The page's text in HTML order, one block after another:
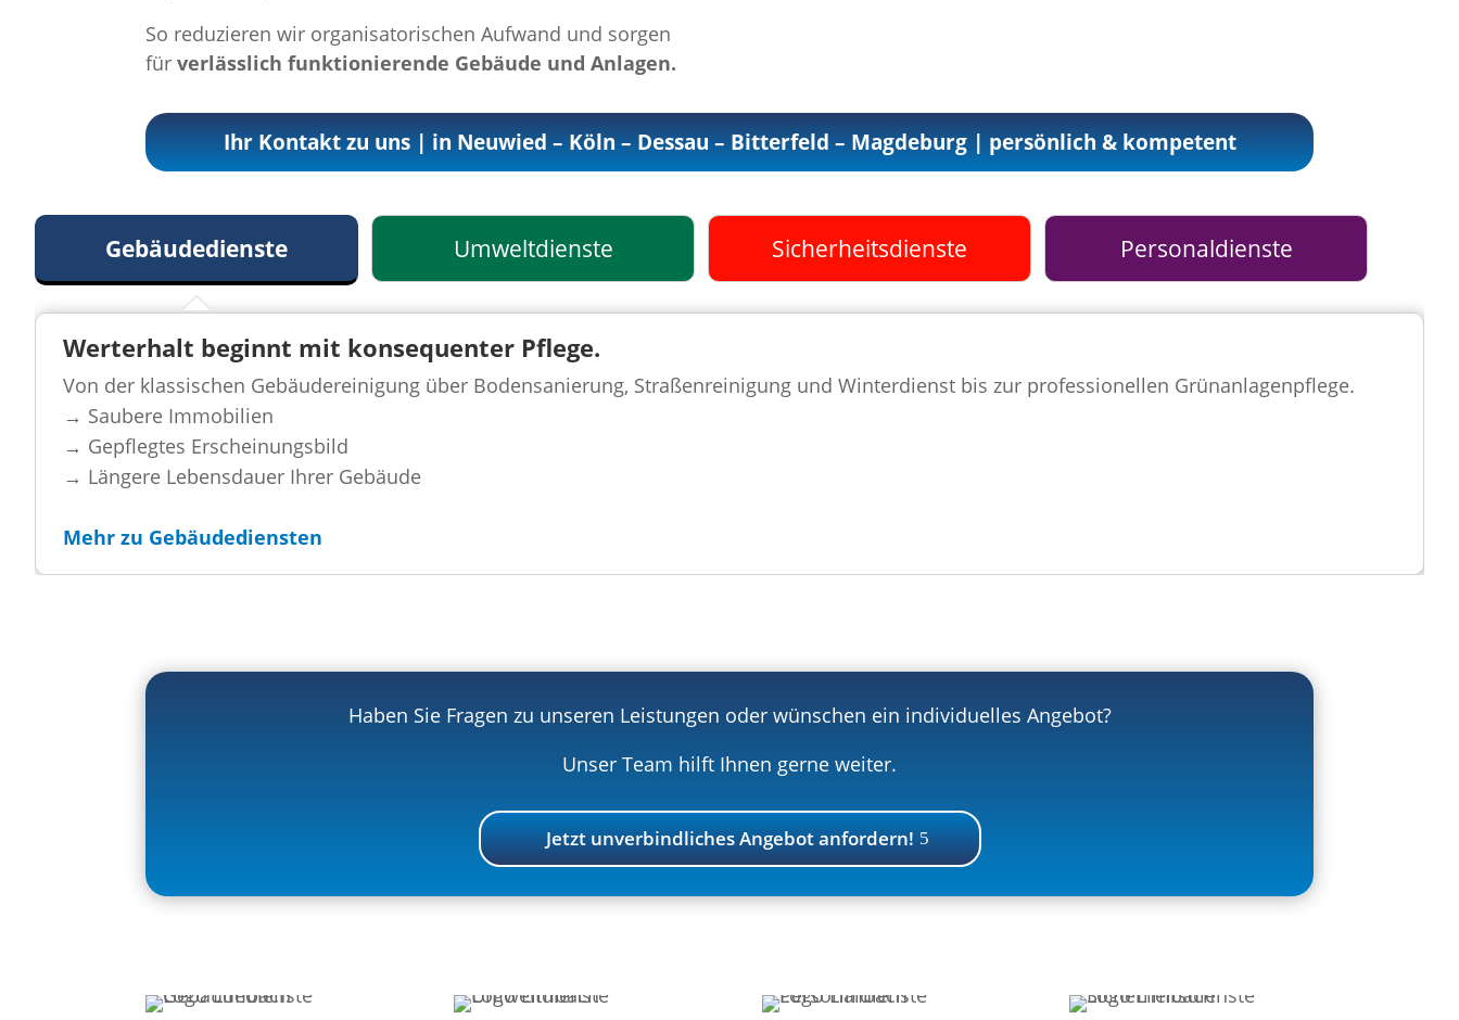
So reduzieren wir organisatorischen Aufwand und sorgen
fürverlässlich funktionierende Gebäude und Anlagen.
Ihr Kontakt zu uns | in Neuwied – Köln – Dessau – Bitterfeld – Magdeburg | persönlich & kompetent
Gebäudedienste Umweltdienste Sicherheitsdienste Personaldienste
Werterhalt beginnt mit konsequenter Pflege.
Von der klassischen Gebäudereinigung über Bodensanierung, Straßenreinigung und Winterdienst bis zur professionellen Grünanlagenpflege.
→ Saubere Immobilien
→ Gepflegtes Erscheinungsbild
→ Längere Lebensdauer Ihrer Gebäude
Mehr zu Gebäudediensten
Haben Sie Fragen zu unseren Leistungen oder wünschen ein individuelles Angebot?
Unser Team hilft Ihnen gerne weiter.
Jetzt unverbindliches Angebot anfordern!